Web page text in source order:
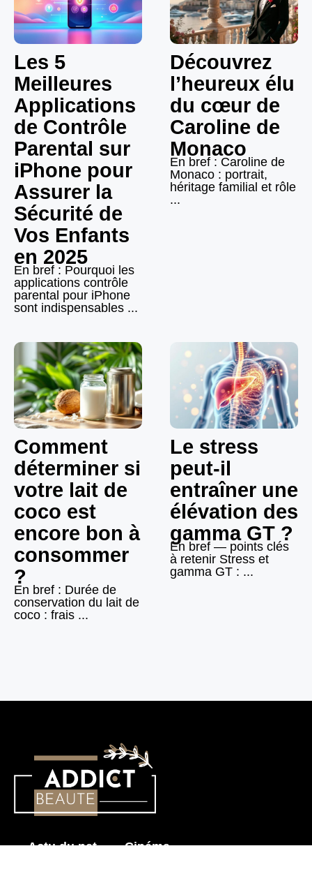
Les 5
Meilleures
Applications
de Contrôle
Parental sur
iPhone pour
Assurer la
Sécurité de
Vos Enfants
en 2025
En bref : Pourquoi les
applications contrôle
parental pour iPhone
sont indispensables ...
Découvrez
l’heureux élu
du cœur de
Caroline de
Monaco
En bref : Caroline de
Monaco : portrait,
héritage familial et rôle
...
Comment
déterminer si
votre lait de
coco est
encore bon à
consommer
?
En bref : Durée de
conservation du lait de
coco : frais ...
Le stress
peut-il
entraîner une
élévation des
gamma GT ?
En bref — points clés
à retenir Stress et
gamma GT : ...
Actu du net Cinéma